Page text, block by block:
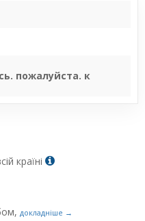
пожалуйста. к
країні
докладніше →